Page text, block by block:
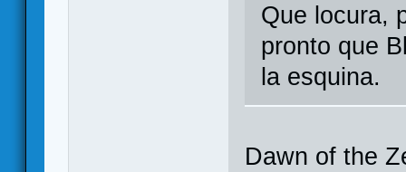
Que locura,
pronto que
la esquina.
Dawn of the